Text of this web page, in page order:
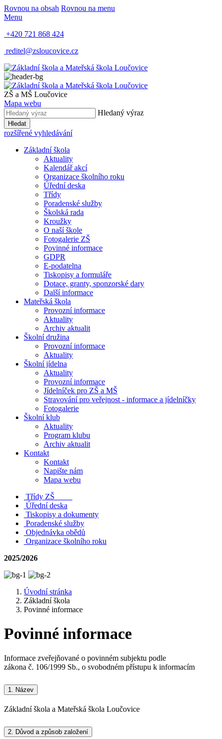
Rovnou na obsah Rovnou na menu
Menu
+420 721 868 424
reditel@zsloucovice.cz
ZŠ a MŠ Loučovice
Mapa webu
Hledaný výraz
Hledat
rozšířené vyhledávání
Základní škola
Aktuality
Kalendář akcí
Organizace školního roku
Úřední deska
Třídy
Poradenské služby
Školská rada
Kroužky
O naší škole
Fotogalerie ZŠ
Povinné informace
GDPR
E-podatelna
Tiskopisy a formuláře
Dotace, granty, sponzorské dary
Další informace
Mateřská škola
Provozní informace
Aktuality
Archiv aktualit
Školní družina
Provozní informace
Aktuality
Školní jídelna
Aktuality
Provozní informace
Jídelníček pro ZŠ a MŠ
Stravování pro veřejnost - informace a jídelníčky
Fotogalerie
Školní klub
Aktuality
Program klubu
Archiv aktualit
Kontakt
Kontakt
Napište nám
Mapa webu
Třídy ZŠ
Úřední deska
Tiskopisy a dokumenty
Poradenské služby
Objednávka obědů
Organizace školního roku
2025/2026
Úvodní stránka
Základní škola
Povinné informace
Povinné informace
Informace zveřejňované o povinném subjektu podle
zákona č. 106/1999 Sb., o svobodném přístupu k informacím
1. Název
Základní škola a Mateřská škola Loučovice
2. Důvod a způsob založení